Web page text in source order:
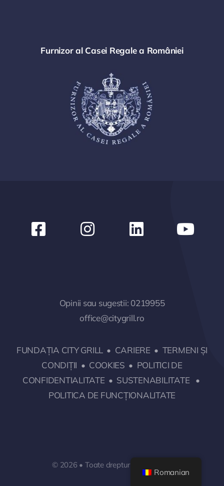
Furnizor al Casei Regale a României
Opinii sau sugestii: 0219955
office@citygrill.ro
FUNDAȚIA CITY GRILL • CARIERE • TERMENI ȘI
CONDIȚII • COOKIES • POLITICI DE
CONFIDENTIALITATE • SUSTENABILITATE •
POLITICA DE FUNCȚIONALITATE
© 2026 • Toate drepturile rezervate.
Romanian